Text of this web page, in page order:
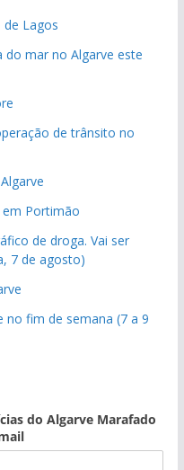
Lagos
mar no Algarve este
de trânsito no
em Portimão
de droga. Vai ser
7 de agosto)
no fim de semana (7 a 9
do Algarve Marafado